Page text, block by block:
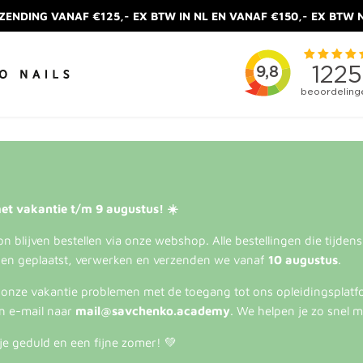
VANAF €125,- EX BTW IN NL EN VANAF €150,- EX BTW
vakantie t/m 9 augustus! ☀️
blijven bestellen via onze webshop. Alle bestellingen die
geplaatst, verwerken en verzenden we vanaf 10 augustus.
vakantie problemen met de toegang tot ons
e-mail naar mail@savchenko.academy. We helpen je zo snel
geduld en een fijne zomer! 💚